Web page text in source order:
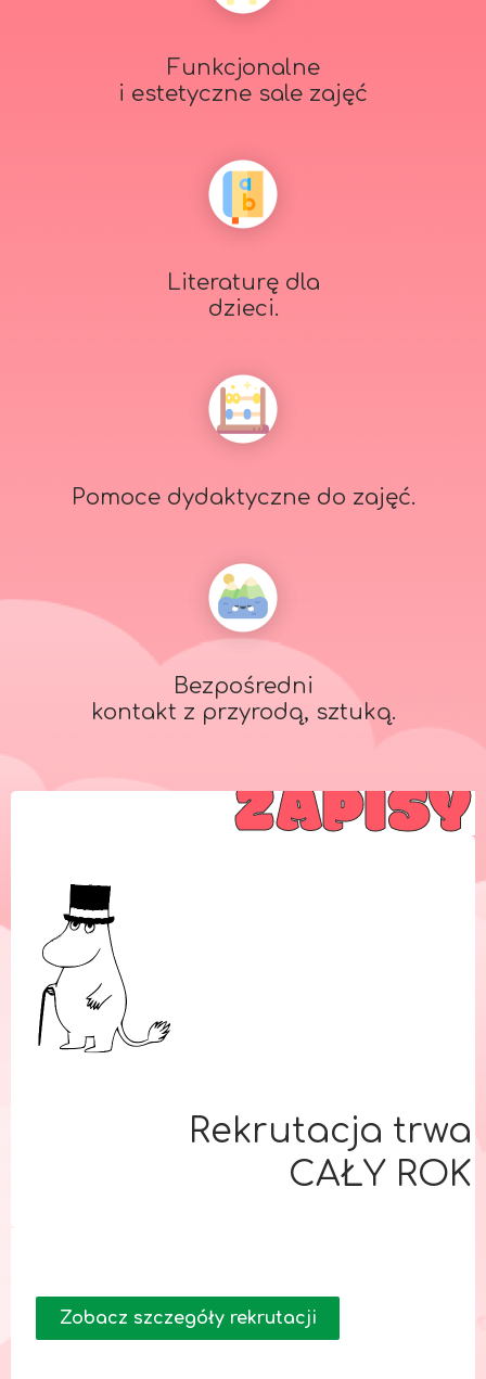
Funkcjonalne
i estetyczne sale zajęć
Literaturę dla
dzieci.
Pomoce dydaktyczne do zajęć.
Bezpośredni
kontakt z przyrodą, sztuką.
ZAPISY
Rekrutacja trwa
CAŁY ROK
Zobacz szczegóły rekrutacji